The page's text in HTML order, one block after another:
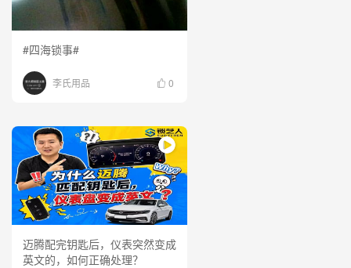
#四海锁事#
李氏用品 0
迈腾配完钥匙后，仪表突然变成
英文的，如何正确处理？